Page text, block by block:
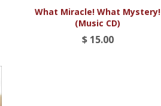
Vista rápida
What Miracle! What Mystery!
(Music CD)
$ 15.00